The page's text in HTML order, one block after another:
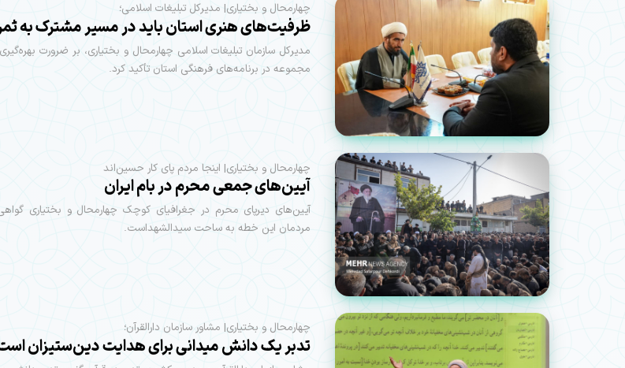
چهارمحال و بختیاری| مدیرکل تبلیغات اسلامی؛
ظرفیت‌های هنری استان باید در مسیر مشترک به
مدیرکل سازمان تبلیغات اسلامی چهارمحال و بختیاری، بر ضرورت
مجموعه در برنامه‌های فرهنگی استان تأکید کرد.
چهارمحال و بختیاری| اینجا مردم پای کار حسین‌اند
آیین‌های جمعی محرم در بام ایران
آیین‌های دیرپای محرم در جغرافیای کوچک چهارمحال و بختیاری
مردمان این خطه به ساحت سیدالشهداست.
چهارمحال و بختیاری| مشاور سازمان دارالقرآن؛
تدبر یک دانش میدانی برای هدایت دین‌ستیزان